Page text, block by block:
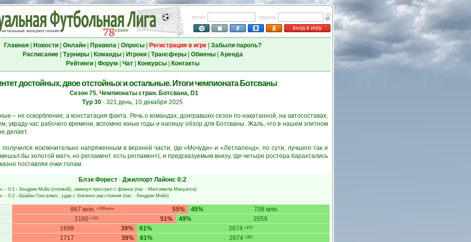
логин
пароль
вход в игру
Главная| Новости| Онлайн| Правила| Опросы| Регистрация в игре| Забыли пароль?
Расписание| Турниры| Команды| Игроки| Трансферы| Обмены| Аренда
Рейтинги| Форум Чат| Конкурсы| Контакты
достойных, двое отстойных и остальные. Итоги чемпионата Ботсваны
Сезон 75. Чемпионаты стран. Ботсвана, D1
Тур 30 - 321 день, 10 декабря 2025
– не оскорбление, а констатация факта. Речь о командах, доигравших сезон по накатанной, на автосоставах.
украду час рабочего времени, вспомню юные годы и напишу обзор для Ботсваны. Жаль, что в нашем элитном
делает.
исключительно напряженным в верхней части, где «Мочуди» и «Летлапенд», по сути, лучшего так и
бы золотой матч, но регламент есть регламент), и предсказуемым внизу, где четыре ростера барахтались
поставляя очки топам.
Блэк Форест - Джилпорт Лайонс 0:2
- 0:1 - Хендрик Мойо (головой), замкнул прострел с фланга (пас - Матсимела Мануатси)
- 0:2 - Брайан Гонсалвес, удар с близкого расстояния (пас - Хендрик Мойо)
55%
867 млн. +159 млн. 45% 708 млн.
51%
2160 +101 49% 2059
39%
1698 61% 2674 +976
39%
1717 61% 2674 +957